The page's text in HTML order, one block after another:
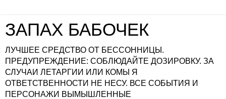
ЗАПАХ БАБОЧЕК
ЛУЧШЕЕ СРЕДСТВО ОТ БЕССОННИЦЫ.
ПРЕДУПРЕЖДЕНИЕ: СОБЛЮДАЙТЕ ДОЗИРОВКУ. ЗА
СЛУЧАИ ЛЕТАРГИИ ИЛИ КОМЫ Я
ОТВЕТСТВЕННОСТИ НЕ НЕСУ. ВСЕ СОБЫТИЯ И
ПЕРСОНАЖИ ВЫМЫШЛЕННЫЕ